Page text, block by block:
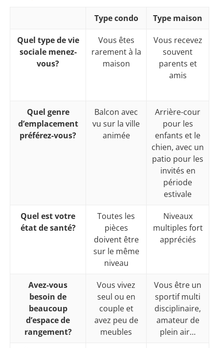
Type condo Type maison
Quel type de vie
sociale menez-
vous?
Vous êtes
rarement à la
maison
Vous recevez
souvent
parents et
amis
Quel genre
d’emplacement
préférez-vous?
Balcon avec
vu sur la ville
animée
Arrière-cour
pour les
enfants et le
chien, avec un
patio pour les
invités en
période
estivale
Quel est votre
état de santé?
Toutes les
pièces
doivent être
sur le même
niveau
Niveaux
multiples fort
appréciés
Avez-vous
besoin de
beaucoup
d’espace de
rangement?
Vous vivez
seul ou en
couple et
avez peu de
meubles
Vous être un
sportif multi
disciplinaire,
amateur de
plein air…